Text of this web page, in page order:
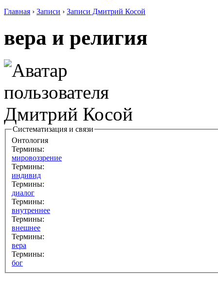
Главная › Записи › Записи Дмитрий Косой
вера и религия
Систематизация и связи
Онтология
Термины:
мировоззрение
Термины:
индивид
Термины:
диалог
Термины:
внутреннее
Термины:
внешнее
Термины:
вера
Термины:
бог